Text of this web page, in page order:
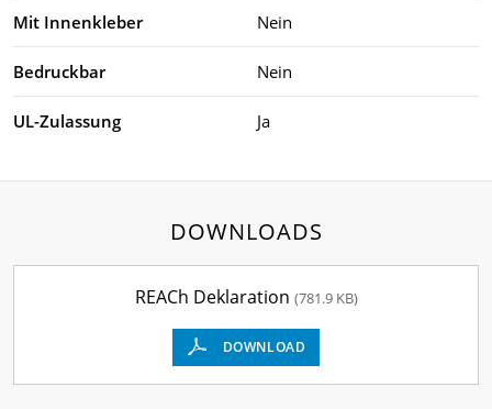
Mit Innenkleber Nein
Bedruckbar Nein
UL-Zulassung Ja
DOWNLOADS
REACh Deklaration (781.9 KB)
DOWNLOAD